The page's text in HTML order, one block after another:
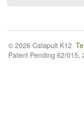
© 2026 Catapult K12
Patent Pending 62/015,